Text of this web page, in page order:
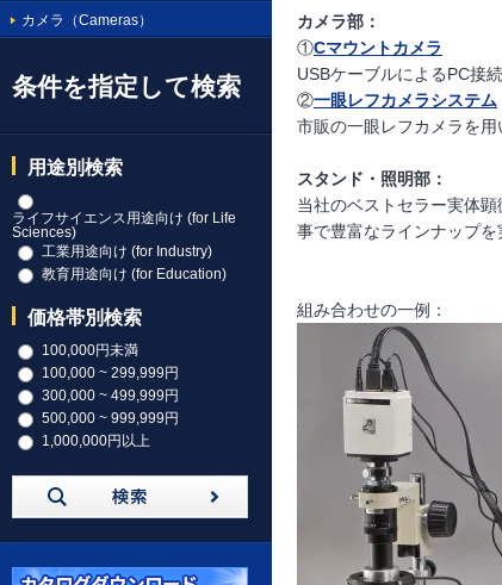
カメラ（Cameras）
条件を指定して検索
用途別検索
ライフサイエンス用途向け (for Life
Sciences)
工業用途向け (for Industry)
教育用途向け (for Education)
価格帯別検索
100,000円未満
100,000 ~ 299,999円
300,000 ~ 499,999円
500,000 ~ 999,999円
1,000,000円以上
カメラ部：
①Cマウントカメラ
USBケーブルによるPC接
②一眼レフカメラシステム
市販の一眼レフカメラを
スタンド・照明部：
当社のベストセラー実体
事で豊富なラインナップを
組み合わせの一例：